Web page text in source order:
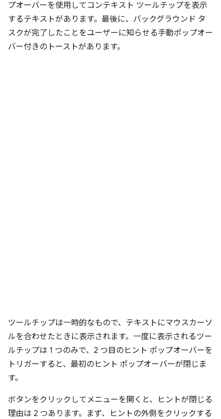
プオーバーを使用してコンテキスト ツールチップを表示
するテキストがあります。最後に、バックグラウンド タ
スクが完了したことをユーザーに知らせる手動ポップオー
バー付きのトーストがあります。
ツールチップは一時的なもので、テキストにマウスカーソ
ルを合わせたときに表示されます。一度に表示されるツー
ルチップは 1 つのみで、2 つ目のヒント ポップオーバーを
トリガーすると、最初のヒント ポップオーバーが閉じま
す。
ボタンをクリックしてメニューを開くと、ヒントが閉じる
理由は 2 つあります。まず、ヒントの外側をクリックする